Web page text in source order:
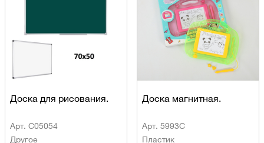
Доска для рисования.
Арт. C05054
Другое
Доска магнитная.
Арт. 5993C
Пластик